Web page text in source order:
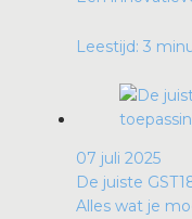
Leestijd: 3
07 juli 2025
De juiste
Alles wat je